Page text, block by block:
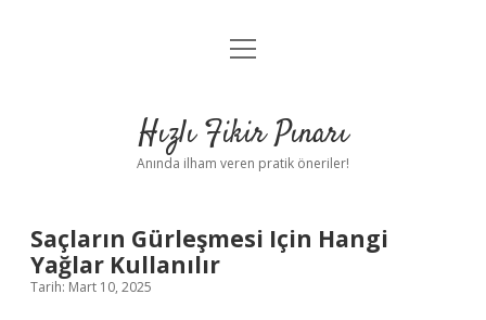
Anasayfa
Yasal Uyarı
menüyü
Hızlı Fikir Pınarı
Anında ilham veren pratik öneriler!
Saçların Gürleşmesi Için Hangi
Yağlar Kullanılır
Tarih: Mart 10, 2025